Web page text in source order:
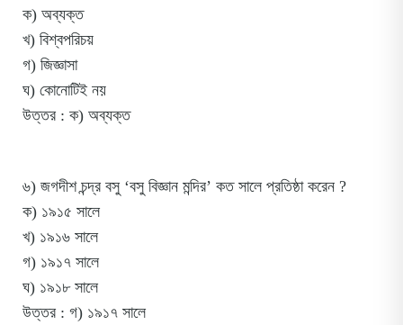
ক) অব্যক্ত
খ) বিশ্বপরিচয়
গ) জিজ্ঞাসা
ঘ) কোনোটিই নয়
উত্তর : ক) অব্যক্ত
৬) জগদীশ চন্দ্র বসু ‘বসু বিজ্ঞান মন্দির’ কত সালে প্রতিষ্ঠা করেন ?
ক) ১৯১৫ সালে
খ) ১৯১৬ সালে
গ) ১৯১৭ সালে
ঘ) ১৯১৮ সালে
উত্তর : গ) ১৯১৭ সালে